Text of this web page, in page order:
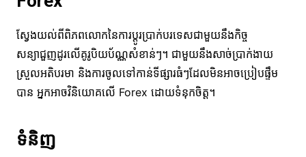
ស្វែងយល់ពីពិភពលោកនៃការប្តូរប្រាក់បរទេសជាមួយនឹងកិច្ច
សន្យាជួញដូរលើគូរូបិយប័ណ្ណសំខាន់ៗ។ ជាមួយនឹងសាច់ប្រាក់ងាយ
ស្រួលអតិបរមា និងការចូលទៅកាន់ទីផ្សារធំៗដែលមិនអាចប្រៀបផ្ទឹម
បាន អ្នកអាចវិនិយោគលើ Forex ដោយទំនុកចិត្ត។
ទំនិញ